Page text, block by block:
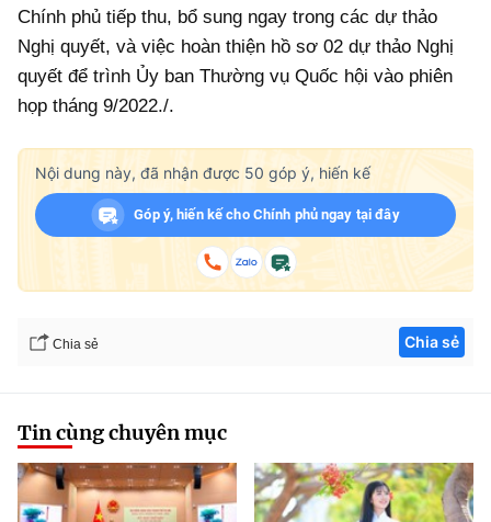
Chính phủ tiếp thu, bổ sung ngay trong các dự thảo
Nghị quyết, và việc hoàn thiện hồ sơ 02 dự thảo Nghị
quyết để trình Ủy ban Thường vụ Quốc hội vào phiên
họp tháng 9/2022./.
Nội dung này, đã nhận được 50 góp ý, hiến kế
Góp ý, hiến kế cho Chính phủ ngay tại đây
Chia sẻ Chia sẻ
Tin cùng chuyên mục